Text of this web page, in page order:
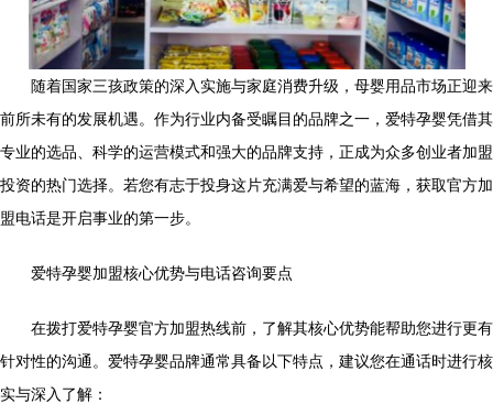
随着国家三孩政策的深入实施与家庭消费升级，母婴用品市场正迎来
前所未有的发展机遇。作为行业内备受瞩目的品牌之一，爱特孕婴凭借其
专业的选品、科学的运营模式和强大的品牌支持，正成为众多创业者加盟
投资的热门选择。若您有志于投身这片充满爱与希望的蓝海，获取官方加
盟电话是开启事业的第一步。
爱特孕婴加盟核心优势与电话咨询要点
在拨打爱特孕婴官方加盟热线前，了解其核心优势能帮助您进行更有
针对性的沟通。爱特孕婴品牌通常具备以下特点，建议您在通话时进行核
实与深入了解：